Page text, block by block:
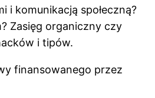
i komunikacją społeczną?
Zasięg organiczny czy
i tipów.
finansowanego przez